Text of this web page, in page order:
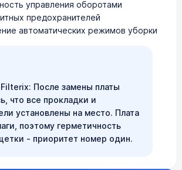
управления оборотами
предохранителей
автоматических режимов уборки
После замены платы
что все прокладки и
установлены на место. Плата
поэтому герметичность
- приоритет номер один.